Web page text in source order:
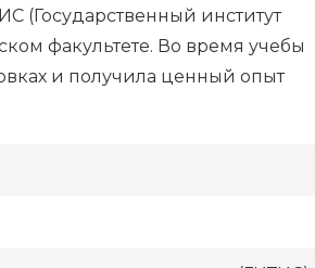
(Государственный институт
факультете. Во время учебы
и получила ценный опыт